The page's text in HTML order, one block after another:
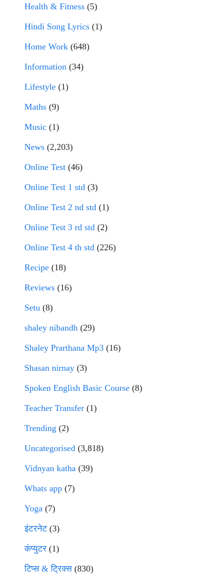
Health & Fitness (5)
Hindi Song Lyrics (1)
Home Work (648)
Information (34)
Lifestyle (1)
Maths (9)
Music (1)
News (2,203)
Online Test (46)
Online Test 1 std (3)
Online Test 2 nd std (1)
Online Test 3 rd std (2)
Online Test 4 th std (226)
Recipe (18)
Reviews (16)
Setu (8)
shaley nibandh (29)
Shaley Prarthana Mp3 (16)
Shasan nirnay (3)
Spoken English Basic Course (8)
Teacher Transfer (1)
Trending (2)
Uncategorised (3,818)
Vidnyan katha (39)
Whats app (7)
Yoga (7)
इंटरनेट(3)
कंप्युटर (1)
टिप्स & ट्रिक्स(830)